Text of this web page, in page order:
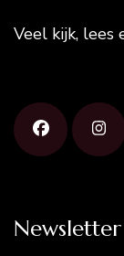
Veel kijk, lees
Newsletter